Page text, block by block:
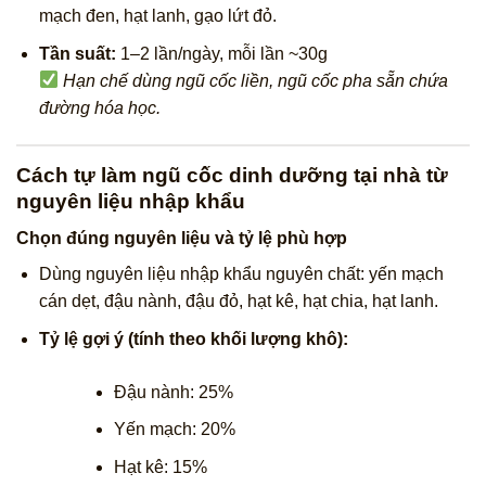
mạch đen, hạt lanh, gạo lứt đỏ.
Tần suất: 1–2 lần/ngày, mỗi lần ~30g
Hạn chế dùng ngũ cốc liền, ngũ cốc pha sẵn chứa
đường hóa học.
Cách tự làm ngũ cốc dinh dưỡng tại nhà từ
nguyên liệu nhập khẩu
Chọn đúng nguyên liệu và tỷ lệ phù hợp
Dùng nguyên liệu nhập khẩu nguyên chất: yến mạch
cán dẹt, đậu nành, đậu đỏ, hạt kê, hạt chia, hạt lanh.
Tỷ lệ gợi ý (tính theo khối lượng khô):
Đậu nành: 25%
Yến mạch: 20%
Hạt kê: 15%